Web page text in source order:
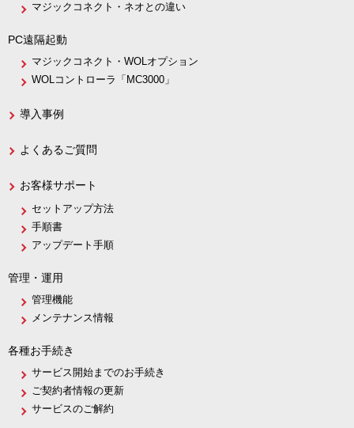
マジックコネクト・ネオとの違い
PC遠隔起動
マジックコネクト・WOLオプション
WOLコントローラ「MC3000」
導入事例
よくあるご質問
お客様サポート
セットアップ方法
手順書
アップデート手順
管理・運用
管理機能
メンテナンス情報
各種お手続き
サービス開始までのお手続き
ご契約者情報の更新
サービスのご解約